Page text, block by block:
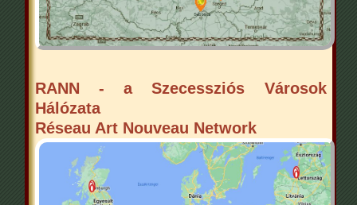
RANN - a Szecessziós Városok
Hálózata
Réseau Art Nouveau Network